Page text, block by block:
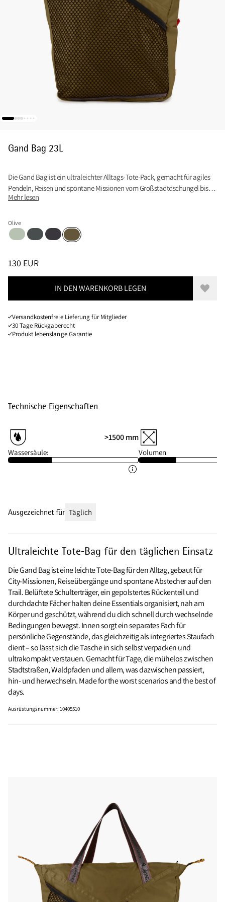
Gand Bag 23L
Die Gand Bag ist ein ultraleichter Alltags‑Tote‑Pack, gemacht für agiles
Pendeln, Reisen und spontane Missionen vom Großstadtdschungel bis
zum Trail.
Mehr lesen
Olive
Sea Foam
Dark TealRavenOlive
PREIS: 130 EUR, REDUZIERT VON 130 EUR
130 EUR
IN DEN WARENKORB LEGEN Zur
Versandkostenfreie Lieferung für Mitglieder
30 Tage Rückgaberecht
Produkt lebenslange Garantie
Technische Eigenschaften
>1500 mm
Wassersäule: Volumen
Ultraleichte Tote‑Bag für den täglichen Einsatz
Die Gand Bag ist eine leichte Tote‑Bag für den Alltag, gebaut für
City‑Missionen, Reiseübergänge und spontane Abstecher auf den
Trail. Belüftete Schulterträger, ein gepolstertes Rückenteil und
durchdachte Fächer halten deine Essentials organisiert, nah am
Körper und geschützt, während du dich schnell durch wechselnde
Bedingungen bewegst. Innen sorgt ein separates Fach für
persönliche Gegenstände, das gleichzeitig als integriertes Staufach
dient – so lässt sich die Tasche in sich selbst verpacken und
ultrakompakt verstauen. Gemacht für Tage, die mühelos zwischen
Stadtstraßen, Waldpfaden und allem, was dazwischen passiert,
hin‑ und herwechseln. Made for the worst scenarios and the best of
days.
Ausrüstungsnummer:10405510
Ausgezeichnet für Täglich